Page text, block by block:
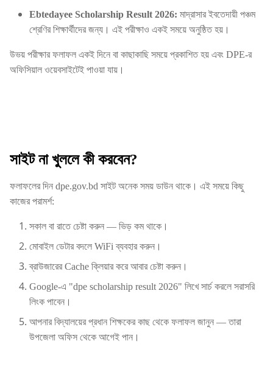
Ebtedayee Scholarship Result 2026: মাদ্রাসার ইবতেদায়ী পঞ্চম
শ্রেণির শিক্ষার্থীদের জন্য। এই পরীক্ষাও একই সময়ে অনুষ্ঠিত হয়।
উভয় পরীক্ষার ফলাফল একই দিনে বা কাছাকাছি সময়ে প্রকাশিত হয় এবং DPE-র
অফিসিয়াল ওয়েবসাইটেই পাওয়া যায়।
সাইট না খুললে কী করবেন?
ফলাফলের দিন dpe.gov.bd সাইট অনেক সময় ডাউন থাকে। এই সময়ে কিছু
কাজের পরামর্শ:
সকাল বা রাতে চেষ্টা করুন — ভিড় কম থাকে।
মোবাইল ডেটার বদলে WiFi ব্যবহার করুন।
ব্রাউজারের Cache ক্লিয়ার করে আবার চেষ্টা করুন।
Google-এ "dpe scholarship result 2026" লিখে সার্চ করলে সরাসরি
লিংক পাবেন।
আপনার বিদ্যালয়ের প্রধান শিক্ষকের কাছ থেকে ফলাফল জানুন — তারা
উপজেলা অফিস থেকে আগেই পান।